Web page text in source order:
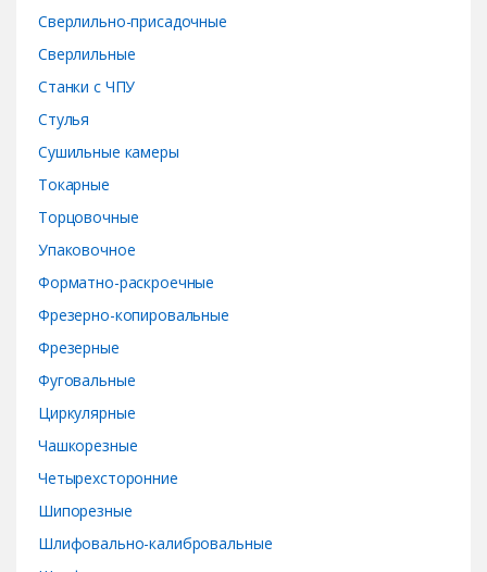
Сверлильно-присадочные
Сверлильные
Станки с ЧПУ
Стулья
Сушильные камеры
Токарные
Торцовочные
Упаковочное
Форматно-раскроечные
Фрезерно-копировальные
Фрезерные
Фуговальные
Циркулярные
Чашкорезные
Четырехсторонние
Шипорезные
Шлифовально-калибровальные